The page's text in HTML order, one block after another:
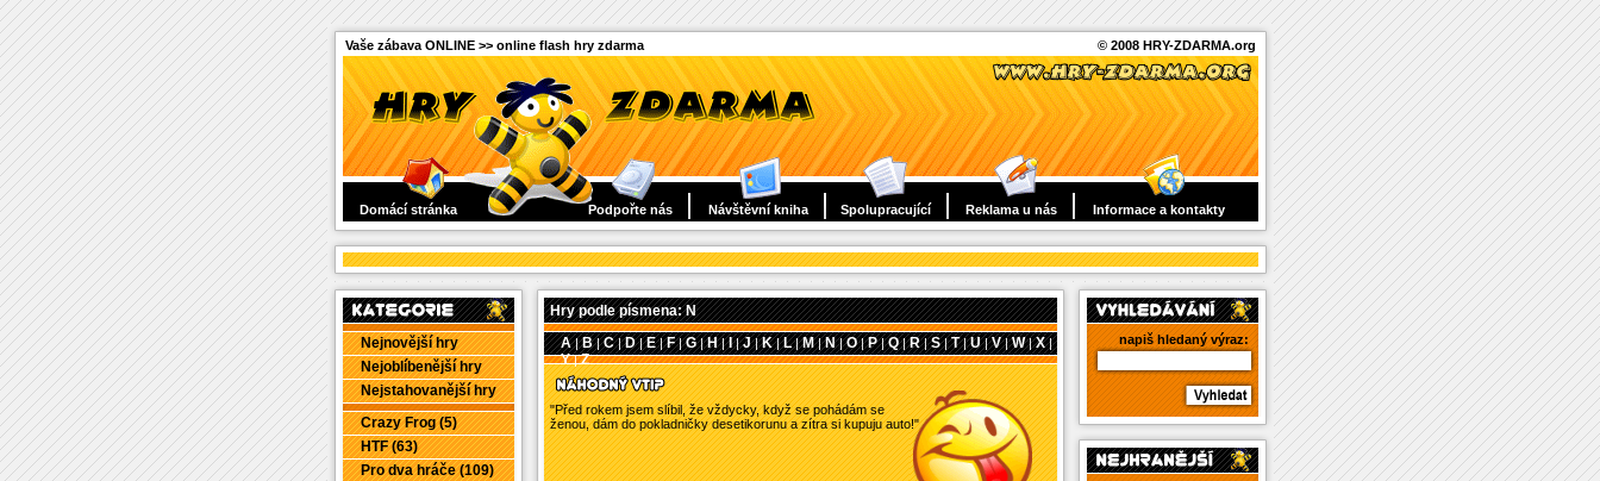
Vaše zábava ONLINE >> online flash hry zdarma © 2008 HRY-ZDARMA.org
Domácí stránka Podpořte nás Návštěvní kniha Spolupracující Reklama u nás Informace a kontakty
Nejnovější hry
Nejoblíbenější hry
Nejstahovanější hry
Crazy Frog (5)
HTF (63)
Pro dva hráče (109)
Hry podle písmena: N
A |B |C |D |E |F |G |H |I |J |K |L |M |N |O |P |Q |R |S |T |U |V |W |X |
Y |Z
"Před rokem jsem slíbil, že vždycky, když se pohádám se
ženou, dám do pokladničky desetikorunu a zítra si kupuju auto!"
napiš hledaný výraz: